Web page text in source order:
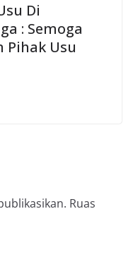
Di
: Semoga
Pihak Usu
Ruas